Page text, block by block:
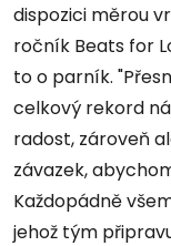
dispozici měrou
ročník Beats for
to o parník.
celkový rekord
radost, zároveň
závazek,
Každopádně
jehož tým